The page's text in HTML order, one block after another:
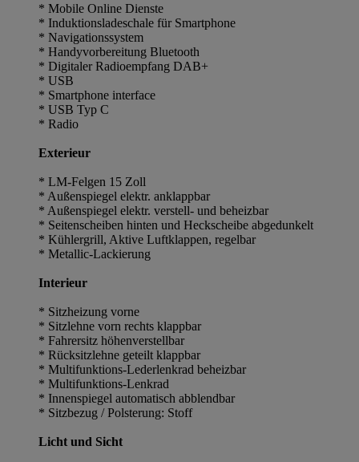
* Mobile Online Dienste
* Induktionsladeschale für Smartphone
* Navigationssystem
* Handyvorbereitung Bluetooth
* Digitaler Radioempfang DAB+
* USB
* Smartphone interface
* USB Typ C
* Radio
Exterieur
* LM-Felgen 15 Zoll
* Außenspiegel elektr. anklappbar
* Außenspiegel elektr. verstell- und beheizbar
* Seitenscheiben hinten und Heckscheibe abgedunkelt
* Kühlergrill, Aktive Luftklappen, regelbar
* Metallic-Lackierung
Interieur
* Sitzheizung vorne
* Sitzlehne vorn rechts klappbar
* Fahrersitz höhenverstellbar
* Rücksitzlehne geteilt klappbar
* Multifunktions-Lederlenkrad beheizbar
* Multifunktions-Lenkrad
* Innenspiegel automatisch abblendbar
* Sitzbezug / Polsterung: Stoff
Licht und Sicht